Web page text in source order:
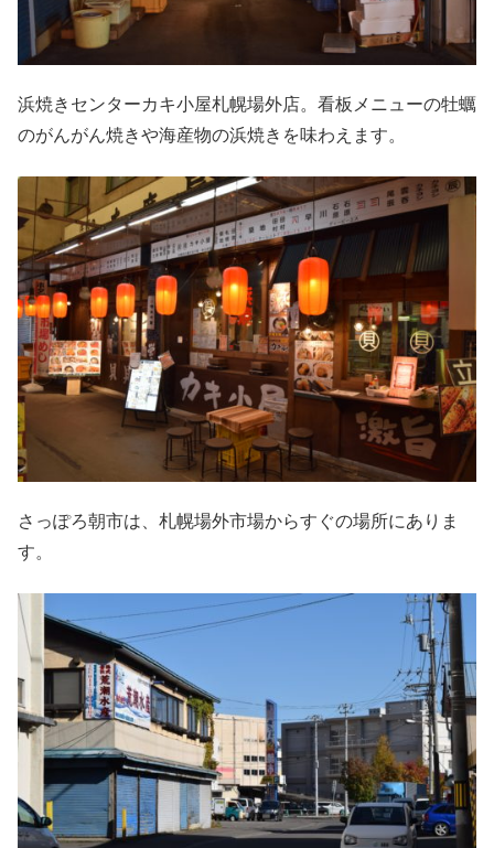
浜焼きセンターカキ小屋札幌場外店。看板メニューの牡蠣
のがんがん焼きや海産物の浜焼きを味わえます。
さっぽろ朝市は、札幌場外市場からすぐの場所にありま
す。